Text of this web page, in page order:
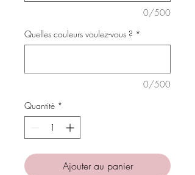
0/500
Quelles couleurs voulez-vous ? *
0/500
Quantité *
Ajouter au panier